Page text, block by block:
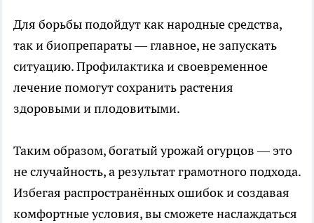
Для борьбы подойдут как народные средства,
так и биопрепараты — главное, не запускать
ситуацию. Профилактика и своевременное
лечение помогут сохранить растения
здоровыми и плодовитыми.
Таким образом, богатый урожай огурцов — это
не случайность, а результат грамотного подхода.
Избегая распространённых ошибок и создавая
комфортные условия, вы сможете наслаждаться